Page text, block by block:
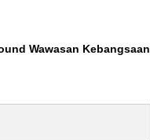
Wawasan Kebangsaan